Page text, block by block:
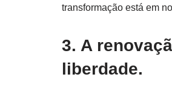
transformação está em
3. A
liberdade.